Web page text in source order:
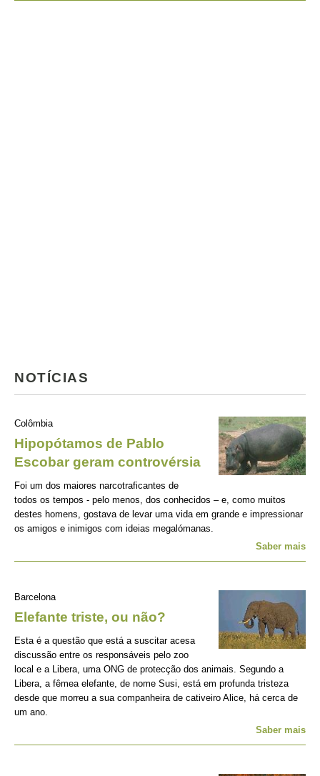
NOTÍCIAS
Colômbia
Hipopótamos de Pablo
Escobar geram controvérsia
Foi um dos maiores narcotraficantes de
todos os tempos - pelo menos, dos conhecidos – e, como muitos
destes homens, gostava de levar uma vida em grande e impressionar
os amigos e inimigos com ideias megalómanas.
Saber mais
Barcelona
Elefante triste, ou não?
Esta é a questão que está a suscitar acesa
discussão entre os responsáveis pelo zoo
local e a Libera, uma ONG de protecção dos animais. Segundo a
Libera, a fêmea elefante, de nome Susi, está em profunda tristeza
desde que morreu a sua companheira de cativeiro Alice, há cerca de
um ano.
Saber mais